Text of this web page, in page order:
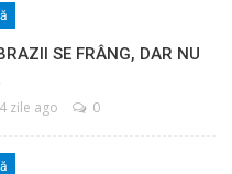
SE FRÂNG, DAR NU
4 zile ago 0